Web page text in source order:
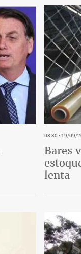
08:30 - 19/09/
Bares
lenta